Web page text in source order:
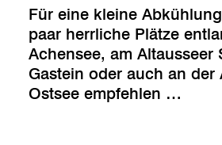
Für eine kleine
paar herrliche Plätze
Achensee, am Altausseer
Gastein oder auch an der
Ostsee empfehlen …